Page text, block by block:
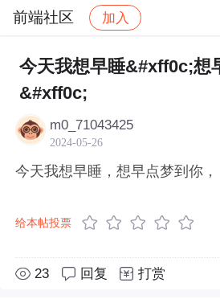
前端社区 加入
社区 前端社区 感慨 帖
今天我想早睡&#xff0c;想
&#xff0c;
m0_71043425
2024-05-26
今天我想早睡，想早点梦到你，
给本帖投票
23 回复 打赏